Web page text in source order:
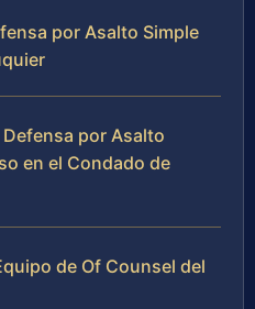
por Asalto Simple
por Asalto
en el Condado de
de Of Counsel del